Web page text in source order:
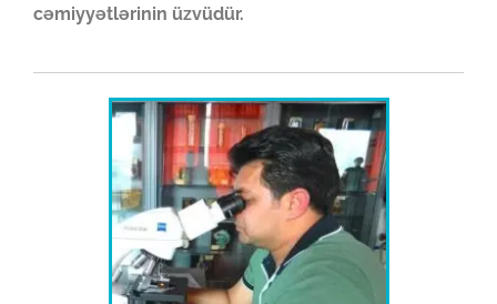
cəmiyyətlərinin üzvüdür.